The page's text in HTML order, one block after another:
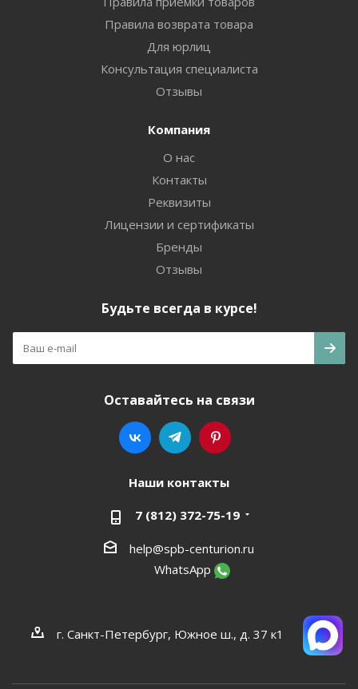
Правила возврата товара
Для юрлиц
Консультация специалиста
Отзывы
Компания
О нас
Контакты
Реквизиты
Лицензии и сертификаты
Бренды
Отзывы
Будьте всегда в курсе!
Оставайтесь на связи
Наши контакты
7 (812) 372-75-19
help@spb-centurion.ru
WhatsApp
г. Санкт-Петербург, Южное ш., д. 37 к1